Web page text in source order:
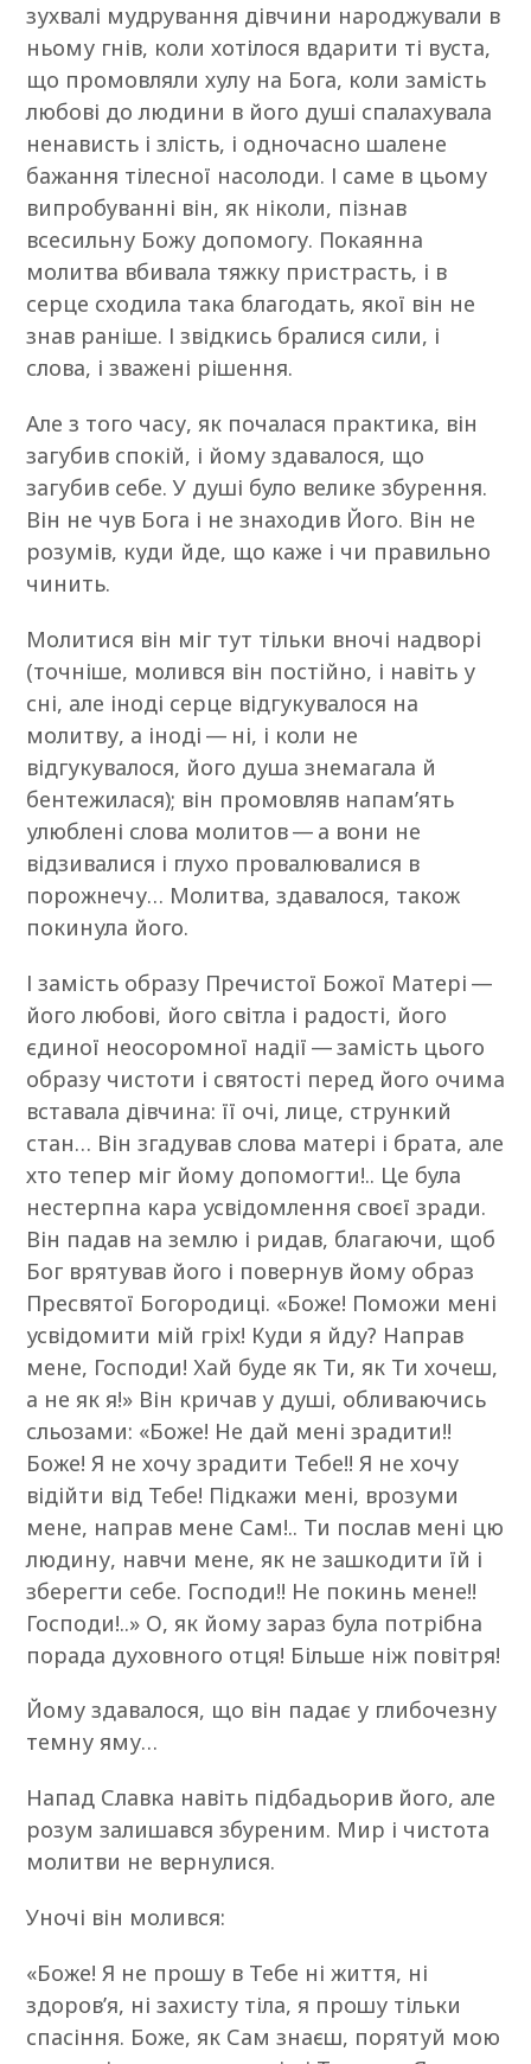
зухвалі мудрування дівчини народжували в
ньому гнів, коли хотілося вдарити ті вуста,
що промовляли хулу на Бога, коли замість
любові до людини в його душі спалахувала
ненависть і злість, і одночасно шалене
бажання тілесної насолоди. І саме в цьому
випробуванні він, як ніколи, пізнав
всесильну Божу допомогу. Покаянна
молитва вбивала тяжку пристрасть, і в
серце сходила така благодать, якої він не
знав раніше. І звідкись бралися сили, і
слова, і зважені рішення.
Але з того часу, як почалася практика, він
загубив спокій, і йому здавалося, що
загубив себе. У душі було велике збурення.
Він не чув Бога і не знаходив Його. Він не
розумів, куди йде, що каже і чи правильно
чинить.
Молитися він міг тут тільки вночі надворі
(точніше, молився він постійно, і навіть у
сні, але іноді серце відгукувалося на
молитву, а іноді — ні, і коли не
відгукувалося, його душа знемагала й
бентежилася); він промовляв напам’ять
улюблені слова молитов — а вони не
відзивалися і глухо провалювалися в
порожнечу… Молитва, здавалося, також
покинула його.
І замість образу Пречистої Божої Матері —
його любові, його світла і радості, його
єдиної неосоромної надії — замість цього
образу чистоти і святості перед його очима
вставала дівчина: її очі, лице, стрункий
стан… Він згадував слова матері і брата, але
хто тепер міг йому допомогти!.. Це була
нестерпна кара усвідомлення своєї зради.
Він падав на землю і ридав, благаючи, щоб
Бог врятував його і повернув йому образ
Пресвятої Богородиці. «Боже! Поможи мені
усвідомити мій гріх! Куди я йду? Направ
мене, Господи! Хай буде як Ти, як Ти хочеш,
а не як я!» Він кричав у душі, обливаючись
сльозами: «Боже! Не дай мені зрадити!!
Боже! Я не хочу зрадити Тебе!! Я не хочу
відійти від Тебе! Підкажи мені, врозуми
мене, направ мене Сам!.. Ти послав мені цю
людину, навчи мене, як не зашкодити їй і
зберегти себе. Господи!! Не покинь мене!!
Господи!..» О, як йому зараз була потрібна
порада духовного отця! Більше ніж повітря!
Йому здавалося, що він падає у глибочезну
темну яму…
Напад Славка навіть підбадьорив його, але
розум залишався збуреним. Мир і чистота
молитви не вернулися.
Уночі він молився:
«Боже! Я не прошу в Тебе ні життя, ні
здоров’я, ні захисту тіла, я прошу тільки
спасіння. Боже, як Сам знаєш, порятуй мою